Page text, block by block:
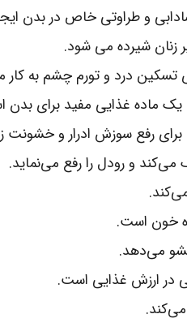
و طراوتی خاص در بدن
زنان شیرده می‌ شود.
تسکین درد و تورم چشم به کار
یک ماده غذایی مفید برای
برای رفع سوزش ادرار و خشونت
و رودل را رفع می‌نماید.
خون است.
می‌دهد.
در ارزش غذایی است.